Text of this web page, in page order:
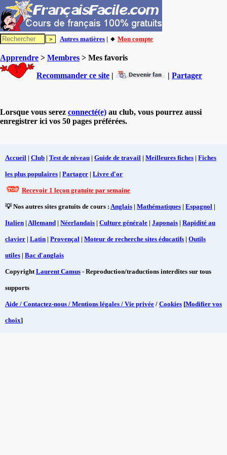
Autres matières | 🔸 Mon compte
Apprendre > Membres > Mes favoris
Recommander ce site | | Partager
Lorsque vous serez connecté(e) au club, vous pourrez aussi
enregistrer ici vos 50 pages préférées.
Accueil | Club | Test de niveau | Guide de travail | Meilleures fiches | Fiches
les plus populaires | Partager | Livre d'or
Recevoir 1 leçon gratuite par semaine
💡 Nos autres sites gratuits de cours : Anglais | Mathématiques | Espagnol |
Italien | Allemand | Néerlandais | Culture générale | Japonais | Rapidité au
clavier | Latin | Provençal | Moteur de recherche sites éducatifs | Outils
utiles | Bac d'anglais
CopyrightLaurent Camus - Reproduction/traductions interdites sur tous
supports
Aide / Contactez-nous / Mentions légales / Vie privée / Cookies [Modifier vos
choix]